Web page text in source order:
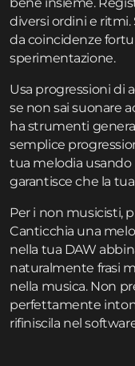
diversi ordini e
da coincidenze
sperimentazione.
Usa progressioni di
se non sai suonare
ha strumenti
semplice
tua melodia usando
garantisce che la
Per i non musicisti,
Canticchia una
nella tua DAW
naturalmente frasi
nella musica. Non
perfettamente
rifiniscila nel